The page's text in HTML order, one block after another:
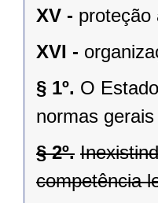
XV - proteção
XVI -
§ 1º. O
normas
§ 2º.
competência